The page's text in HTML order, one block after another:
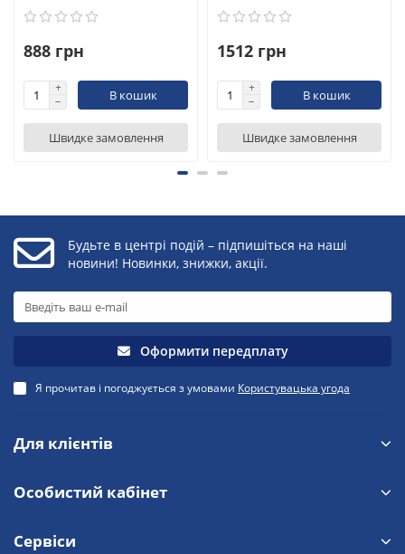
888 грн
В кошик
Швидке замовлення
1512 грн
В кошик
Швидке замовлення
Будьте в центрі подій – підпишіться на наші
новини! Новинки, знижки, акції.
Оформити передплату
Я прочитав і погоджується з умовами Користувацька угода
Для клієнтів
Особистий кабінет
Сервіси